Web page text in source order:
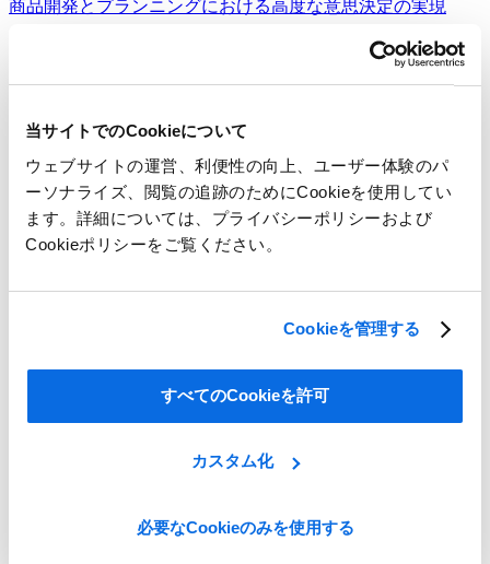
当サイトでのCookieについて
ウェブサイトの運営、利便性の向上、ユーザー体験のパ
ーソナライズ、閲覧の追跡のためにCookieを使用してい
ます。詳細については、プライバシーポリシーおよび
Cookieポリシーをご覧ください。
Cookieを管理する
すべてのCookieを許可
カスタム化
必要なCookieのみを使用する
商品開発とプランニングにおける高度な意思決定の実現